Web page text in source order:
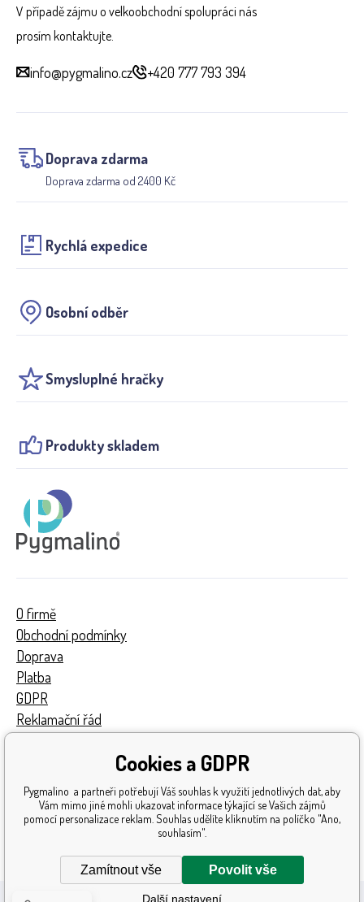
V případě zájmu o velkoobchodní spolupráci nás
prosím kontaktujte.
info@pygmalino.cz +420 777 793 394
Doprava zdarma
Doprava zdarma od 2400 Kč
Rychlá expedice
Osobní odběr
Smysluplné hračky
Produkty skladem
O firmě
Obchodní podmínky
Doprava
Platba
GDPR
Reklamační řád
Získaná ocenění
Katalog hraček
Mapa stránek
Cookies a GDPR
Pygmalino a partneři potřebují Váš souhlas k využití jednotlivých dat, aby
Vám mimo jiné mohli ukazovat informace týkající se Vašich zájmů
pomocí personalizace reklam. Souhlas udělíte kliknutím na políčko "Ano,
souhlasím".
Zamítnout vše Povolit vše
Další nastavení